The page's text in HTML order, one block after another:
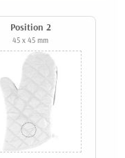
Position 2
45 x 45 mm